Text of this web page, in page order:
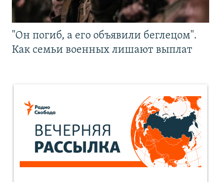
"Он погиб, а его объявили беглецом".
Как семьи военных лишают выплат